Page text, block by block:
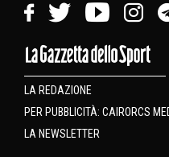
LA REDAZIONE
PER PUBBLICITÀ: CAIRORCS
LA NEWSLETTER